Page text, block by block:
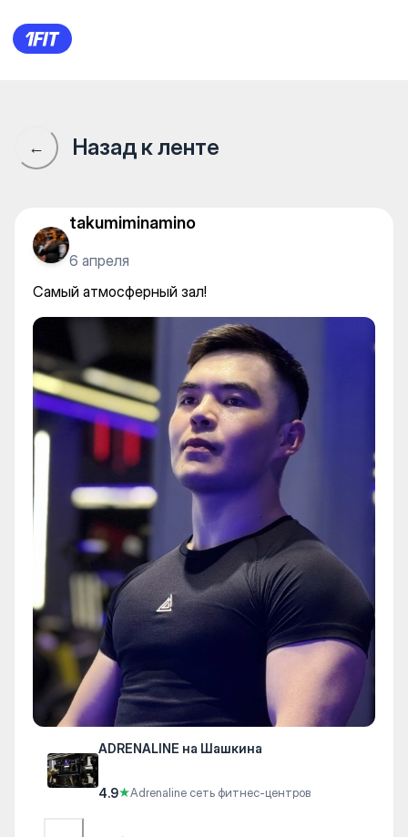
ADRENALINE на Шашкина —
← Назад к ленте
takumiminamino
6 апреля
Самый атмосферный зал!
ADRENALINE на Шашкина
4.9★Adrenaline сеть фитнес-центров